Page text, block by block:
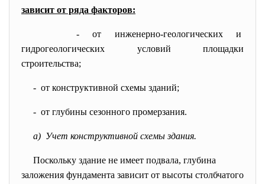
зависит от ряда факторов:
- от инженерно-геологических и
гидрогеологических условий площадки
строительства;
- от конструктивной схемы зданий;
- от глубины сезонного промерзания.
а) Учет конструктивной схемы здания.
Поскольку здание не имеет подвала, глубина
заложения фундамента зависит от высоты столбчатого